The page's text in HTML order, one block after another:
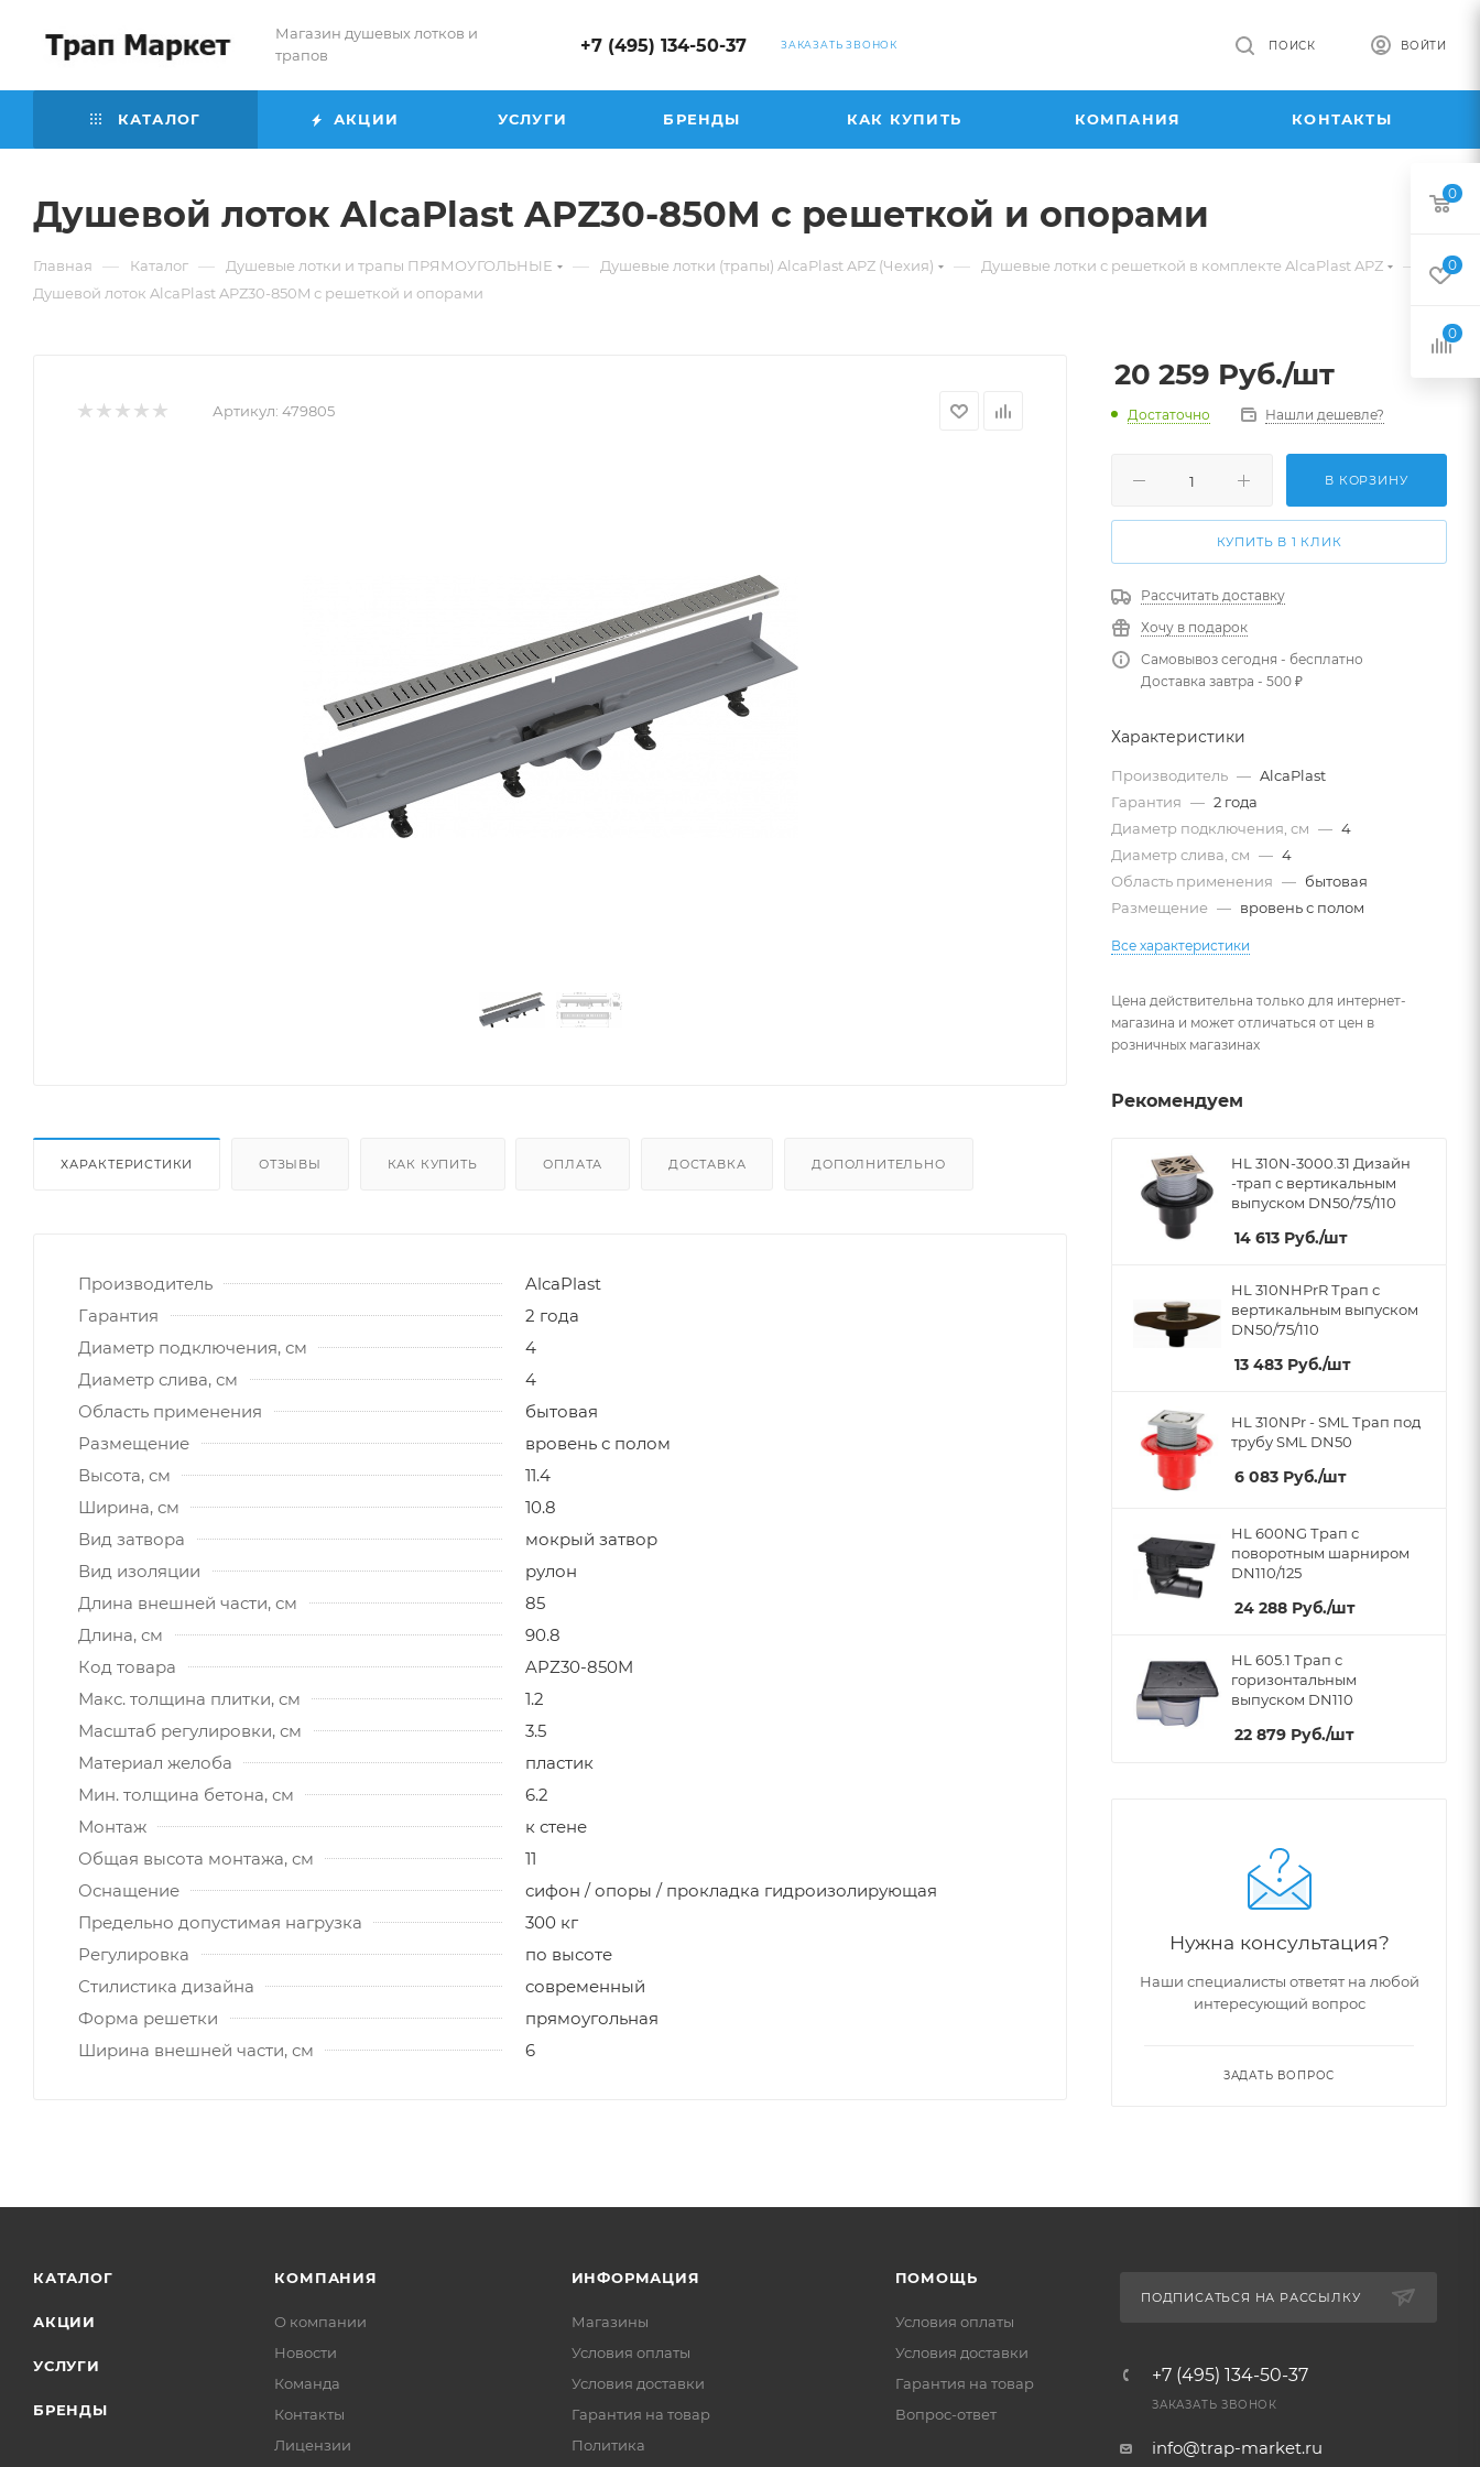
Магазин душевых лотков и
трапов
+7 (495) 134-50-37 ЗАКАЗАТЬ ЗВОНОК ВОЙТИ
ПОИСК
КАТАЛОГ АКЦИИ УСЛУГИ БРЕНДЫ КАК КУПИТЬ КОМПАНИЯ КОНТАКТЫ
Душевой лоток AlcaPlast APZ30-850M с решеткой и опорами
Главная — Каталог — Душевые лотки и трапы ПРЯМОУГОЛЬНЫЕ — Душевые лотки (трапы) AlcaPlast APZ (Чехия) — Душевые лотки с решеткой в комплекте AlcaPlast APZ —
Душевой лоток AlcaPlast APZ30-850M с решеткой и опорами
Артикул: 479805
ХАРАКТЕРИСТИКИ ОТЗЫВЫ КАК КУПИТЬ ОПЛАТА ДОСТАВКА ДОПОЛНИТЕЛЬНО
Производитель
AlcaPlast
Гарантия
2 года
Диаметр подключения, см
4
Диаметр слива, см
4
Область применения
бытовая
Размещение
вровень с полом
Высота, см
11.4
Ширина, см
10.8
Вид затвора
мокрый затвор
Вид изоляции
рулон
Длина внешней части, см
85
Длина, см
90.8
Код товара
APZ30-850M
Макс. толщина плитки, см
1.2
Масштаб регулировки, см
3.5
Материал желоба
пластик
Мин. толщина бетона, см
6.2
Монтаж
к стене
Общая высота монтажа, см
11
Оснащение
сифон / опоры / прокладка гидроизолирующая
Предельно допустимая нагрузка
300 кг
Регулировка
по высоте
Стилистика дизайна
современный
Форма решетки
прямоугольная
Ширина внешней части, см
6
20 259 Руб./шт
Достаточно Нашли дешевле?
В КОРЗИНУ
КУПИТЬ В 1 КЛИК
Рассчитать доставку
Хочу в подарок
Самовывоз сегодня - бесплатно
Доставка завтра - 500 ₽
Характеристики
Производитель — AlcaPlast
Гарантия — 2 года
Диаметр подключения, см — 4
Диаметр слива, см — 4
Область применения — бытовая
Размещение — вровень с полом
Все характеристики
Цена действительна только для интернет-
магазина и может отличаться от цен в
розничных магазинах
Рекомендуем
HL 310N-3000.31 Дизайн
-трап с вертикальным
выпуском DN50/75/110
14 613 Руб./шт
HL 310NHPrR Трап с
вертикальным выпуском
DN50/75/110
13 483 Руб./шт
HL 310NPr - SML Трап под
трубу SML DN50
6 083 Руб./шт
HL 600NG Трап с
поворотным шарниром
DN110/125
24 288 Руб./шт
HL 605.1 Трап с
горизонтальным
выпуском DN110
22 879 Руб./шт
Нужна консультация?
Наши специалисты ответят на любой
интересующий вопрос
ЗАДАТЬ ВОПРОС
КАТАЛОГ
АКЦИИ
УСЛУГИ
БРЕНДЫ
КОМПАНИЯ
О компании
Новости
Команда
Контакты
Лицензии
ИНФОРМАЦИЯ
Магазины
Условия оплаты
Условия доставки
Гарантия на товар
Политика
ПОМОЩЬ
Условия оплаты
Условия доставки
Гарантия на товар
Вопрос-ответ
ПОДПИСАТЬСЯ НА РАССЫЛКУ
+7 (495) 134-50-37
ЗАКАЗАТЬ ЗВОНОК
info@trap-market.ru
0
0
0